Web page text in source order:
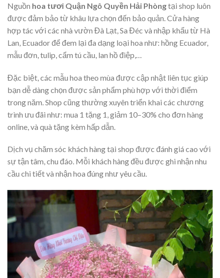
Nguồn hoa tươi Quận Ngô Quyền Hải Phòngtại shop luôn
được đảm bảo từ khâu lựa chọn đến bảo quản. Cửa hàng
hợp tác với các nhà vườn Đà Lạt, Sa Đéc và nhập khẩu từ Hà
Lan, Ecuador để đem lại đa dạng loại hoa như: hồng Ecuador,
mẫu đơn, tulip, cẩm tú cầu, lan hồ điệp,…
Đặc biệt, các mẫu hoa theo mùa được cập nhật liên tục giúp
bạn dễ dàng chọn được sản phẩm phù hợp với thời điểm
trong năm. Shop cũng thường xuyên triển khai các chương
trình ưu đãi như: mua 1 tặng 1, giảm 10–30% cho đơn hàng
online, và quà tặng kèm hấp dẫn.
Dịch vụ chăm sóc khách hàng tại shop được đánh giá cao với
sự tận tâm, chu đáo. Mỗi khách hàng đều được ghi nhận nhu
cầu chi tiết và nhận hoa đúng như yêu cầu.